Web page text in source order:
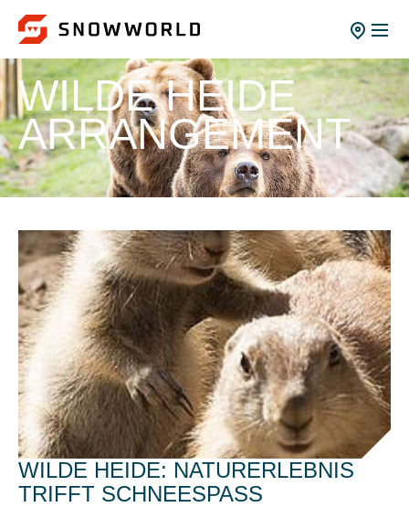
WILDE HEIDE
ARRANGEMENT
WILDE HEIDE: NATURERLEBNIS
TRIFFT SCHNEESPASS